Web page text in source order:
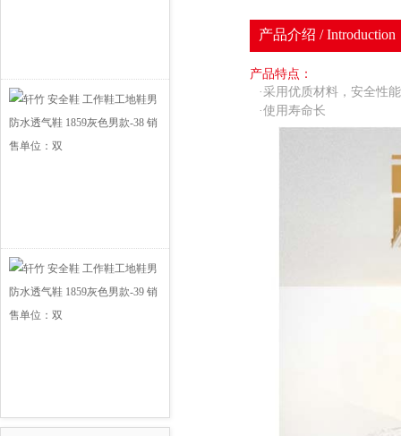
产品介绍 /Introduction
产品特点：
·采用优质材料，安全性
·使用寿命长